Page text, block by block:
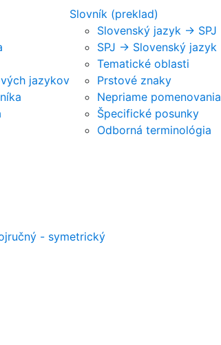
jazykov
Slovník (preklad)
Slovenský jazyk -> SPJ
SPJ -> Slovenský jazyk
Tematické oblasti
Prstové znaky
Nepriame pomenovania
Špecifické posunky
Odborná terminológia
- symetrický